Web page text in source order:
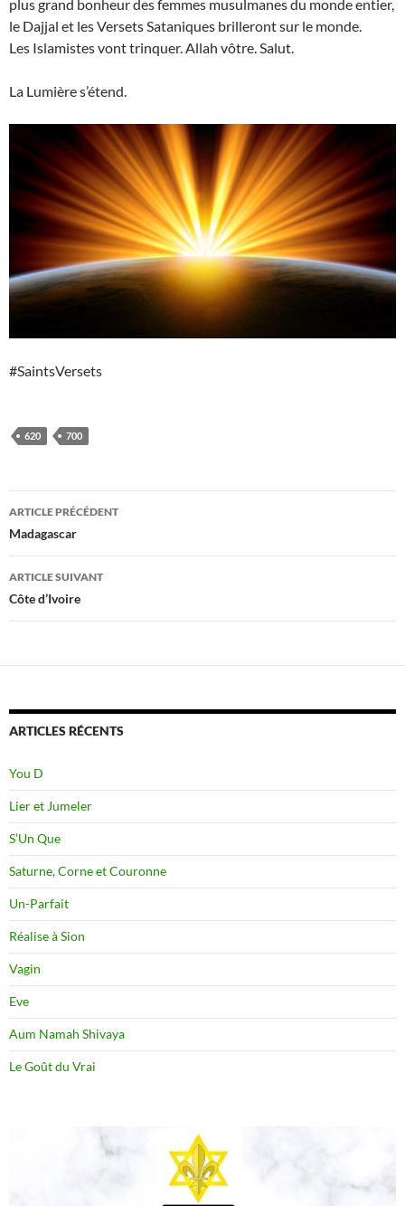
plus grand bonheur des femmes musulmanes du monde entier,
le Dajjal et les Versets Sataniques brilleront sur le monde.
Les Islamistes vont trinquer. Allah vôtre. Salut.
La Lumière s’étend.
#SaintsVersets
620 700
Navigation
des
articles
ARTICLE PRÉCÉDENT
Madagascar
ARTICLE SUIVANT
Côte d’Ivoire
ARTICLES RÉCENTS
You D
Lier et Jumeler
S’Un Que
Saturne, Corne et Couronne
Un-Parfait
Réalise à Sion
Vagin
Eve
Aum Namah Shivaya
Le Goût du Vrai